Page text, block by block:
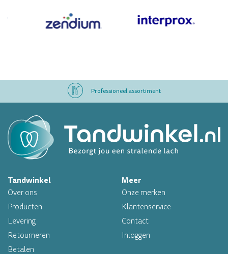
Professioneel assortiment
Op werkdagen voor 16.00 uur besteld, morgen in huis
Professioneel assortiment
Altijd op voorraad
Tandwinkel
Over ons
Producten
Levering
Retourneren
Betalen
Meer
Onze merken
Klantenservice
Contact
Inloggen